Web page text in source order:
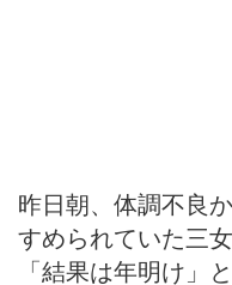
昨日朝、体調不良
すめられていた三
「結果は年明け」